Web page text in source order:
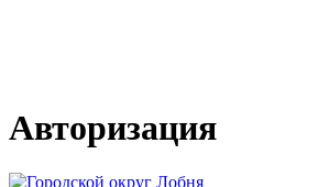
Авторизация